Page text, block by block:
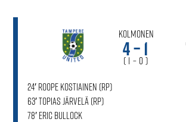
Kolmonen
4 – 1
( 1 – 0 )
24′ Roope Kostiainen (rp)
63′ Topias Järvelä (rp)
78′ Eric Bullock